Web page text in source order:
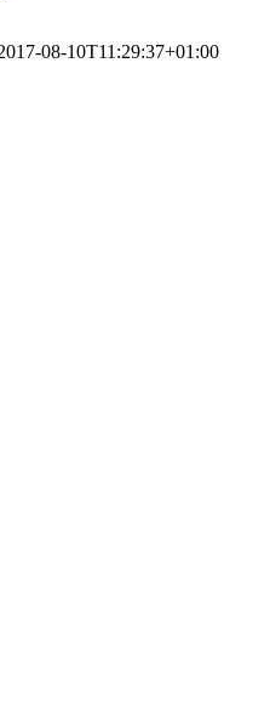
08-10T11:29:37+01:00